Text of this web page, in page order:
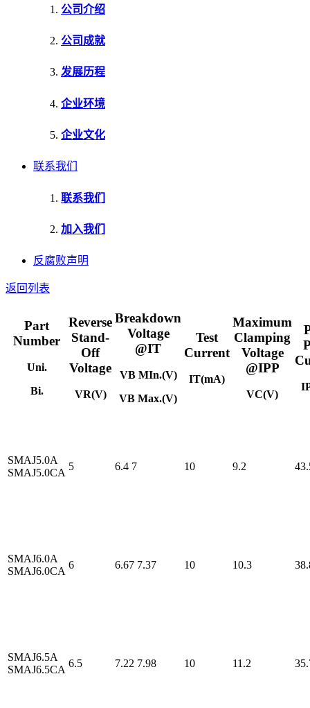
公司介绍
公司成就
发展历程
企业环境
企业文化
联系我们
联系我们
加入我们
反腐败声明
返回列表
Part
Number
Uni.
Bi.
Reverse
Stand-
Off
Voltage
VR(V)
Breakdown
Voltage
@IT
VB MIn.(V)
VB Max.(V)
Test
Current
IT(mA)
Maximum
Clamping
Voltage
@IPP
VC(V)
SMAJ5.0A
SMAJ5.0CA
5 6.4 7 10 9.2
SMAJ6.0A
SMAJ6.0CA
6 6.67 7.37 10 10.3
SMAJ6.5A
SMAJ6.5CA
6.5 7.22 7.98 10 11.2